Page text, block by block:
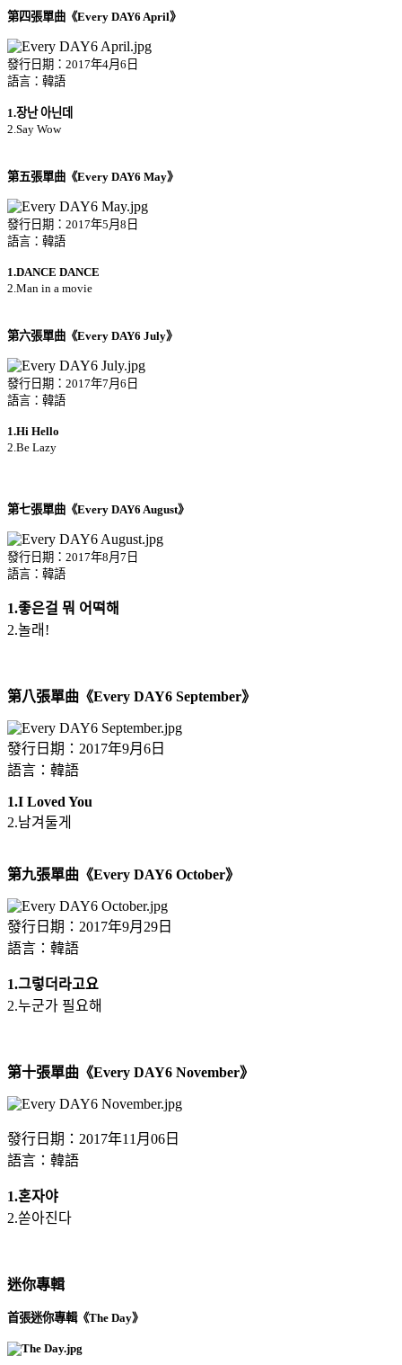
第四張單曲《Every DAY6 April》
發行日期：2017年4月6日
語言：韓語
1.장난 아닌데
2.Say Wow
第五張單曲《Every DAY6 May》
發行日期：2017年5月8日
語言：韓語
1.DANCE DANCE
2.Man in a movie
第六張單曲《Every DAY6 July》
發行日期：2017年7月6日
語言：韓語
1.Hi Hello
2.Be Lazy
第七張單曲《Every DAY6 August》
發行日期：2017年8月7日
語言：韓語
1.좋은걸 뭐 어떡해
2.놀래!
第八張單曲《Every DAY6 September》
發行日期：2017年9月6日
語言：韓語
1.I Loved You
2.남겨둘게
第九張單曲《Every DAY6 October》
發行日期：2017年9月29日
語言：韓語
1.그렇더라고요
2.누군가 필요해
第十張單曲《Every DAY6 November》
發行日期：2017年11月06日
語言：韓語
1.혼자야
2.쏟아진다
迷你專輯
首張迷你專輯《The Day》